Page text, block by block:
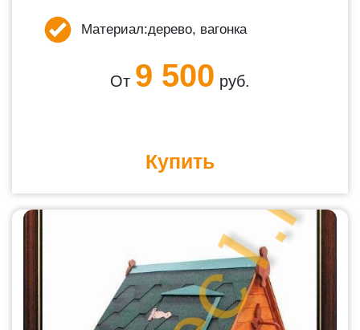
Материал:дерево, вагонка
От 9 500 руб.
Купить